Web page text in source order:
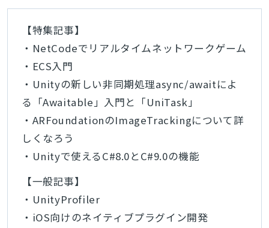
【特集記事】
・NetCodeでリアルタイムネットワークゲーム
・ECS入門
・Unityの新しい非同期処理async/awaitによ
る「Awaitable」入門と「UniTask」
・ARFoundationのImageTrackingについて詳
しくなろう
・Unityで使えるC#8.0とC#9.0の機能
【一般記事】
・UnityProfiler
・iOS向けのネイティブプラグイン開発